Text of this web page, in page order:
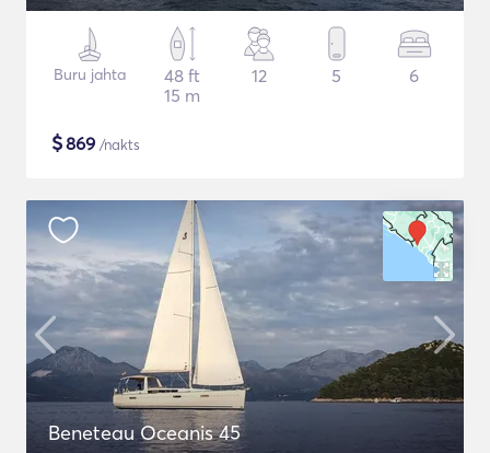
Buru jahta
48 ft
15 m
12 5 6
$869 /nakts
Beneteau Oceanis 45